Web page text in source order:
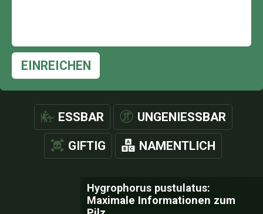
EINREICHEN
ESSBAR UNGENIESSBAR
GIFTIG NAMENTLICH
Hygrophorus pustulatus:
Maximale Informationen zum